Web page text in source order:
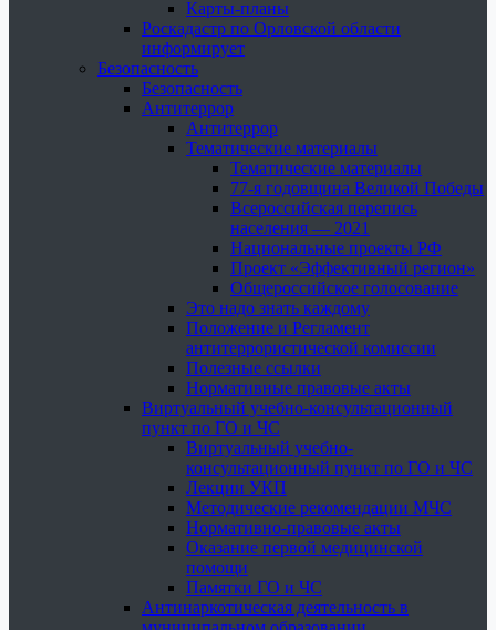
Карты-планы
Роскадастр по Орловской области
информирует
Безопасность
Безопасность
Антитеррор
Антитеррор
Тематические материалы
Тематические материалы
77-я годовщина Великой Победы
Всероссийская перепись
населения — 2021
Национальные проекты РФ
Проект «Эффективный регион»
Общероссийское голосование
Это надо знать каждому
Положение и Регламент
антитеррористической комиссии
Полезные ссылки
Нормативные правовые акты
Виртуальный учебно-консультационный
пункт по ГО и ЧС
Виртуальный учебно-
консультационный пункт по ГО и ЧС
Лекции УКП
Методические рекомендации МЧС
Нормативно-правовые акты
Оказание первой медицинской
помощи
Памятки ГО и ЧС
Антинаркотическая деятельность в